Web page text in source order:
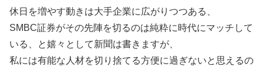
休日を増やす動きは大手企業に広がりつつある、
SMBC証券がその先陣を切るのは純粋に時代にマッチして
いる、と嬉々として新聞は書きますが、
私には有能な人材を切り捨てる方便に過ぎないと思えるの